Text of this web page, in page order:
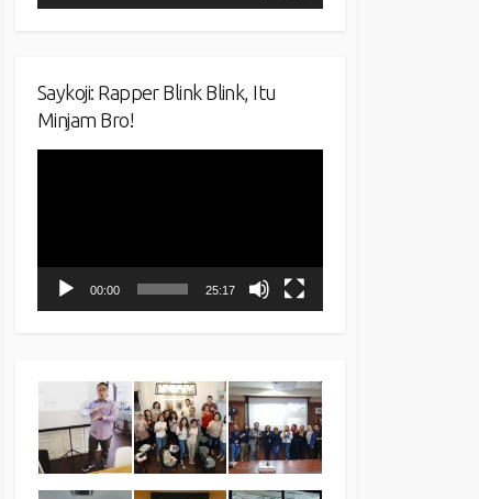
Saykoji: Rapper Blink Blink, Itu
Minjam Bro!
00:00 25:17